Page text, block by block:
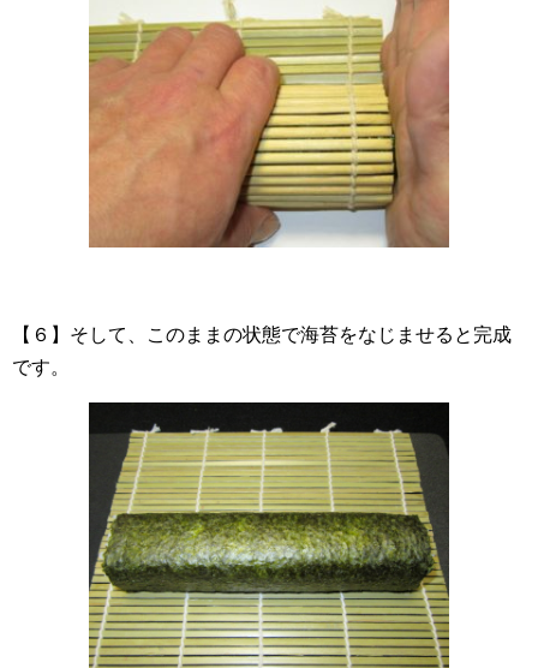
【６】そして、このままの状態で海苔をなじませると完成
です。